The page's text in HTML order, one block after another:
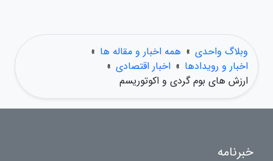
وبلاگ واحدی » همه اخبار و مقاله ها »
اخبار و رویدادها » اخبار اقتصادی »
ارزش های بوم گردی و اکوتوریسم
خبرنامه